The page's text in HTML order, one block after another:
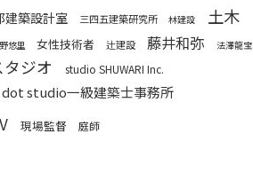
建築設計室 三四五建築研究所 林建設 土木
悠里 女性技術者 辻建設 藤井和弥 法澤龍宝
ジオ studio SHUWARI Inc.
dot studio一級建築士事務所
現場監督 庭師